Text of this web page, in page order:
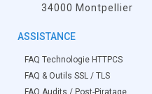
34000 Montpellier
ASSISTANCE
FAQ Technologie HTTPCS
FAQ & Outils SSL / TLS
FAQ Audits / Post-Piratage